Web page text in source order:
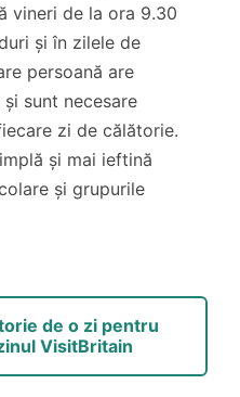
vineri de la ora 9.30
și în zilele de
persoană are
sunt necesare
zi de călătorie.
și mai ieftină
și grupurile
de o zi pentru
VisitBritain